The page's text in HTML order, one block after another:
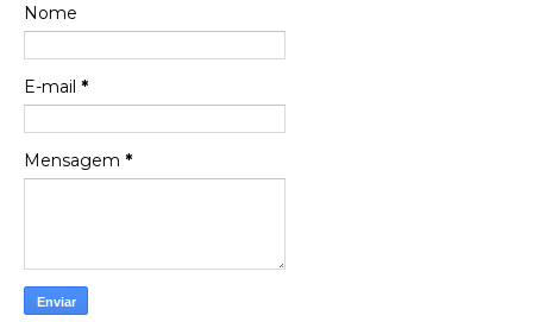
Francierton
Espero que tenham sentido minha falta, informo
que estou de volta para trazer mais contribuições
Nome
E-mail *
Mensagem *